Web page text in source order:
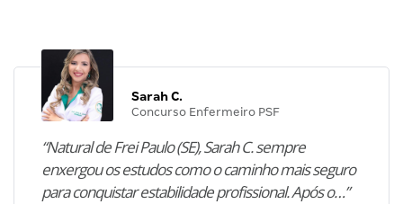
Sarah C.
Concurso Enfermeiro PSF
“Natural de Frei Paulo (SE), Sarah C. sempre
enxergou os estudos como o caminho mais seguro
para conquistar estabilidade profissional. Após o…”